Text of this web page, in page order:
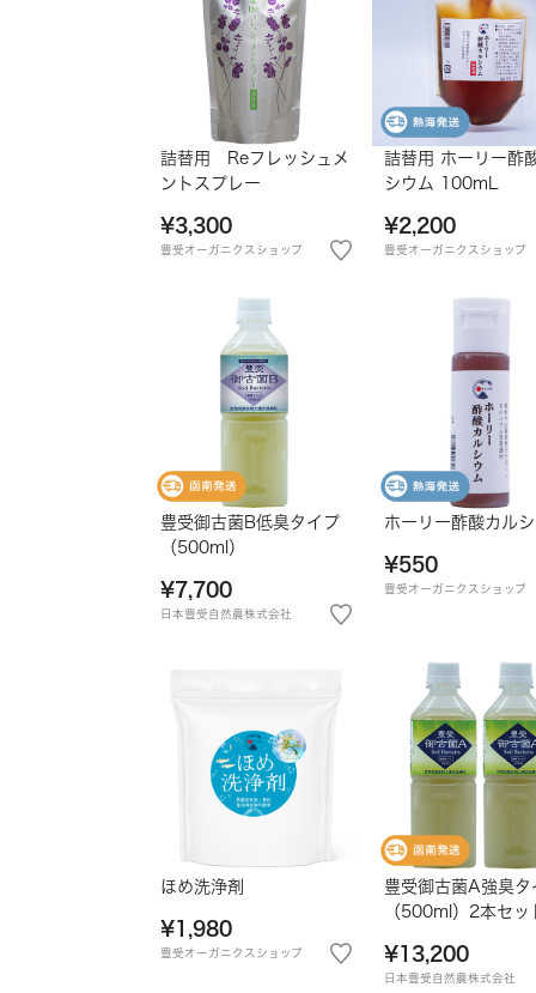
詰替用 Reフレッシュメ
ントスプレー
¥3,300
豊受オーガニクスショップ
詰替用 ホーリー酢
シウム 100mL
¥2,200
豊受オーガニクスショップ
豊受御古菌B低臭タイプ
（500ml）
¥7,700
日本豊受自然農株式会社
ホーリー酢酸カル
¥550
豊受オーガニクスショップ
ほめ洗浄剤
¥1,980
豊受オーガニクスショップ
豊受御古菌A強臭タ
（500ml）2本セッ
¥13,200
日本豊受自然農株式会社